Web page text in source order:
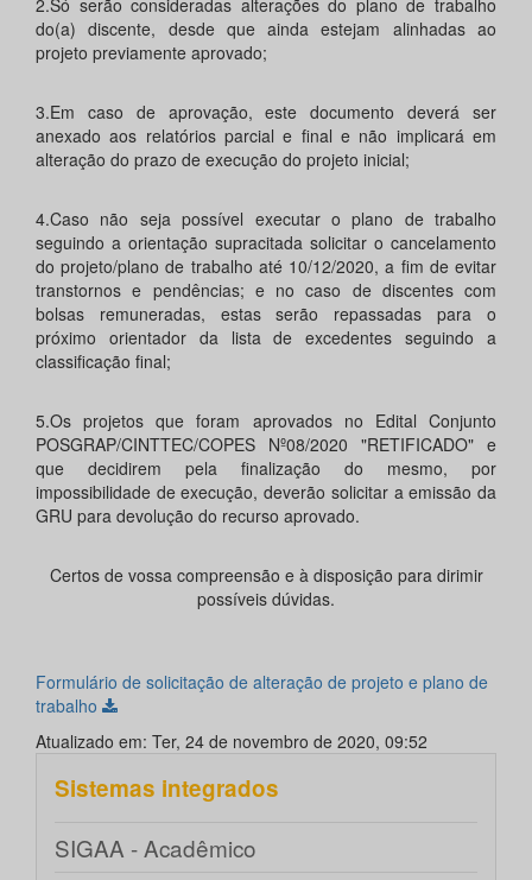
2.Só serão consideradas alterações do plano de trabalho
do(a) discente, desde que ainda estejam alinhadas ao
projeto previamente aprovado;
3.Em caso de aprovação, este documento deverá ser
anexado aos relatórios parcial e final e não implicará em
alteração do prazo de execução do projeto inicial;
4.Caso não seja possível executar o plano de trabalho
seguindo a orientação supracitada solicitar o cancelamento
do projeto/plano de trabalho até 10/12/2020, a fim de evitar
transtornos e pendências; e no caso de discentes com
bolsas remuneradas, estas serão repassadas para o
próximo orientador da lista de excedentes seguindo a
classificação final;
5.Os projetos que foram aprovados no Edital Conjunto
POSGRAP/CINTTEC/COPES Nº08/2020 "RETIFICADO" e
que decidirem pela finalização do mesmo, por
impossibilidade de execução, deverão solicitar a emissão da
GRU para devolução do recurso aprovado.
Certos de vossa compreensão e à disposição para dirimir
possíveis dúvidas.
Formulário de solicitação de alteração de projeto e plano de
trabalho
Atualizado em: Ter, 24 de novembro de 2020, 09:52
Sistemas integrados
SIGAA - Acadêmico